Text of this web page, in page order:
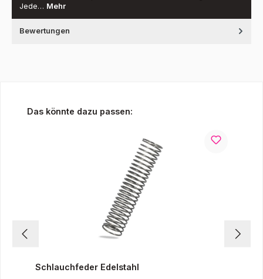
Jede… Mehr
Bewertungen
Produktgalerie überspringen
Das könnte dazu passen:
Schlauchfeder Edelstahl